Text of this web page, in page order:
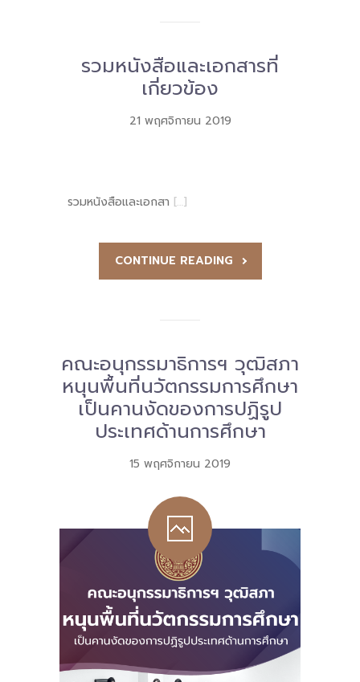
-- รู้จัก พื้นที่นวัตกรรมการศึกษา
-- คณะกรรมการนโยบายพื้นที่นวัตกรรมการศึกษา
-- คณะอนุกรรมการ 6 คณะ
ติดต่อเรา
รวมหนังสือและเอกสารที่
เกี่ยวข้อง
21 พฤศจิกายน 2019
รวมหนังสือและเอกสา […]
CONTINUE READING
คณะอนุกรรมาธิการฯ วุฒิสภา
หนุนพื้นที่นวัตกรรมการศึกษา
เป็นคานงัดของการปฏิรูป
ประเทศด้านการศึกษา
15 พฤศจิกายน 2019